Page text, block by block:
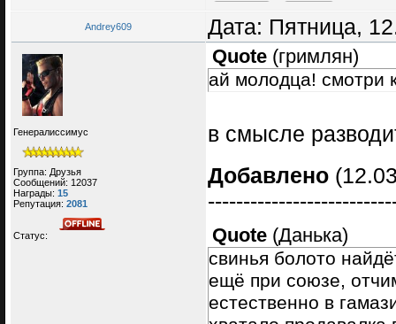
Andrey609 Дата: Пятница,
Генералиссимус
Группа: Друзья
Сообщений: 12037
Награды: 15
Репутация: 2081
Статус:
Quote (гримлян)
ай молодца! смотри
в смысле
Добавлено
Quote (Данька)
свинья болото
ещё при союзе,
естественно в